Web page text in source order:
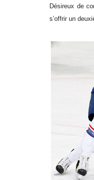
Désireux de
s’offrir un